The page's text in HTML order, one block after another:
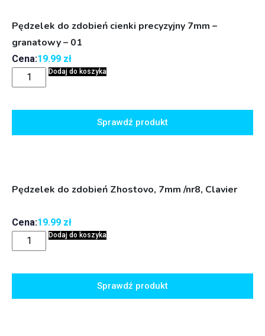
Pędzelek do zdobień cienki precyzyjny 7mm –
granatowy – 01
Cena:19.99 zł
Dodaj do koszyka
Sprawdź produkt
Pędzelek do zdobień Zhostovo, 7mm /nr8, Clavier
Cena:19.99 zł
Dodaj do koszyka
Sprawdź produkt